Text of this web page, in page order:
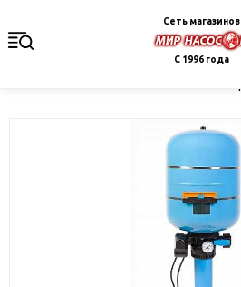
Сеть магазинов
С 1996 года